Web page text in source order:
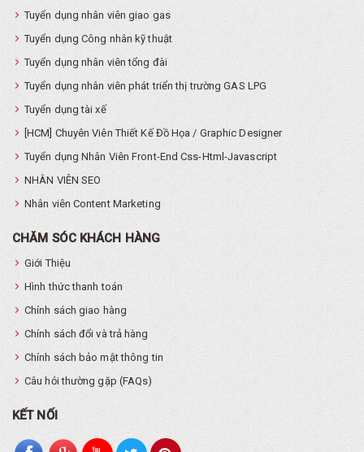
Tuyển dụng nhân viên giao gas
Tuyển dụng Công nhân kỹ thuật
Tuyển dụng nhân viên tổng đài
Tuyển dụng nhân viên phát triển thị trường GAS LPG
Tuyển dụng tài xế
[HCM] Chuyên Viên Thiết Kế Đồ Họa / Graphic Designer
Tuyển dụng Nhân Viên Front-End Css-Html-Javascript
NHÂN VIÊN SEO
Nhân viên Content Marketing
CHĂM SÓC KHÁCH HÀNG
Giới Thiệu
Hình thức thanh toán
Chính sách giao hàng
Chính sách đổi và trả hàng
Chính sách bảo mật thông tin
Câu hỏi thường gặp (FAQs)
KẾT NỐI